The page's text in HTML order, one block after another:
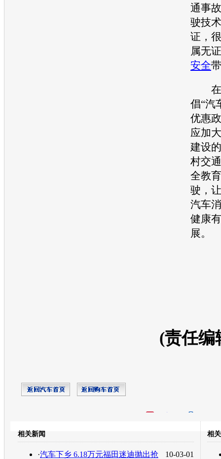
通事故
驶技
证，
属无
安全
在
倡“汽
优惠
应加
建设
村交
全教
驶，
汽车
健康
展。
(责任编
转发至：
相关新闻
10-03-01
·汽车下乡 6.18万元福田迷迪抛出抢
相